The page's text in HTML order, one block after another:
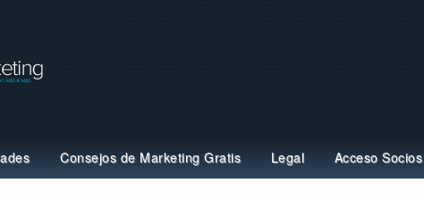
Consejos de Marketing Gratis Legal Acceso Socios